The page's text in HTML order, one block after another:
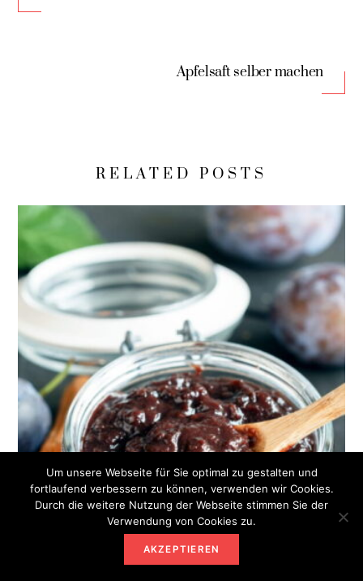
Apfelsaft selber machen
RELATED POSTS
Um unsere Webseite für Sie optimal zu gestalten und
fortlaufend verbessern zu können, verwenden wir Cookies.
Durch die weitere Nutzung der Webseite stimmen Sie der
Verwendung von Cookies zu.
AKZEPTIEREN